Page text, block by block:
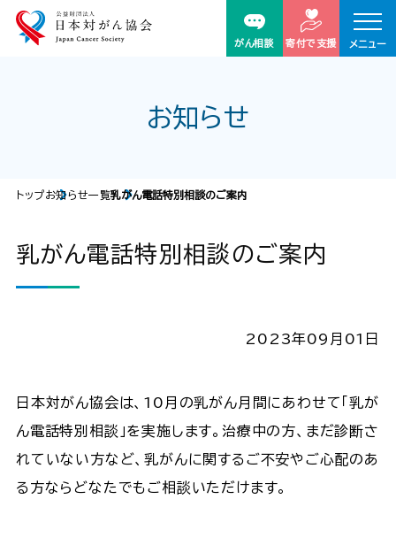
がん相談 寄付で支援 メニュー
お知らせ
トップお知らせ一覧乳がん電話特別相談のご案内
乳がん電話特別相談のご案内
2023年09月01日
日本対がん協会は、10月の乳がん月間にあわせて「乳が
ん電話特別相談」を実施します。治療中の方、まだ診断さ
れていない方など、乳がんに関するご不安やご心配のあ
る方ならどなたでもご相談いただけます。